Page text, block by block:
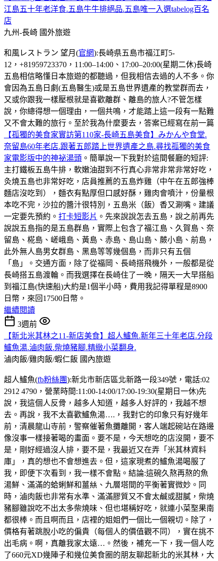
江島五十年老洋食.五島牛牛排絕品.五島唯一入選tabelog百名
店
九州-長崎 國外旅遊
和風レストラン 望月(官網):長崎県五島市福江町5-
12，+81959723370，11:00–14:00、17:00–20:00(星期二休)長崎
五島相信略懂日本旅遊的都聽過，但我相信去過的人不多。你
會因為五島日劇(五島醫生)或是五島世界遺產的教堂群而去，
又或你跟我一樣壓根就是喜歡離群、離島的旅人?不管怎樣
說，你總得想一個理由，一個共鳴，才能踏上這一段有一點難
又不會太難的旅行。至於我為什麼要去，答案已經寫在前一篇
【孤獨的美食家實訪第110家-長崎五島美食】みかんや食堂.
奈留島60年老店.跟著五郎踏上世界遺產之島.尋找孤獨的美食
家電影版中的神祕湯頭 。簡單說一下我對於這間餐廳的短評:
主打鐵板五島牛排，軟嫩油甜到不行真心非常非常非常好吃，
灸燒五島也非常好吃，店員推薦的五島炸雞（中午在五郎強棒
麵店沒吃到），麵衣有點厚但口感好酥，雞肉會噴汁，份量根
本吃不完，沙拉的醬汁很特別，五島米（飯）香又涮嘴。建議
一定要先預約。 打卡短影片 。先來說說怎去五島，說之前再先
說說五島指的是五島群島，實際上包含了福江島、久賀島、奈
留島、椛島、嵯峨島、黃島、赤島、島山島、蕨小島、前島，
此外無人島男女群島、黑島等等幾個島，而非只有五個
「島」。交通方面，除了從福岡、長崎搭飛機外，一般都是從
長崎搭五島渡輪。而我選擇在長崎住了一晚，隔天一大早搭船
到福江島(快速船)大約是1個半小時，費用我記得單程是8900
日幣，來回17500日幣。
繼續閱讀
3週前
【新北米其林之11-新店美食】超人鱸魚.新年三十年老店.分段
鱸魚湯.滷肉飯.柴燒豬腳.精緻小菜翻身.
滷肉飯/雞肉飯/蝦仁飯 國內旅遊
超人鱸魚(fb粉絲團):新北市新店區北新路一段349號，電話:02
2912 4790，營業時間:11:00-14:00/17:00-19:30(星期日一休)先
說，我這個人反骨，越多人知道，越多人好評的，我越不想
去。再說，我不太喜歡鱸魚湯….，我對它的印象只有好幾年
前，清晨龍山寺前，警察催著魚攤離開，客人端起碗站在路邊
像沒事一樣接著喝的畫面。要不是，今天想吃的店沒開，要不
是，剛好經過沒人排，要不是，我最近又在弄「米其林資料
庫」，真的想也不會想進去。但，這家現煮的鱸魚湯喝服了
我，即便下次看到，我一樣不會點。結論:這碗久熬再熬的魚
湯鮮、滿滿的蛤蜊鮮和薑𢇃、九層塔間的平衡著實微妙。同
時，滷肉飯也非常有水準、滿滿膠質又不會太鹹或甜膩，柴燒
豬腳雖說吃不出太多柴燒味、但也堪稱好吃，就連小菜埾果南
都很棒。而且啊而且，店裡的姐姐們一個比一個親切。除了，
價格有著跳脫小吃的偏貴（每個人的價值觀不同），實在挑不
出毛病。啊，真離我家太遠…。然後，補充一下，我一個人吃
了660元XD幾陣子和幾位美食圈的朋友聊起新北的米其林，大